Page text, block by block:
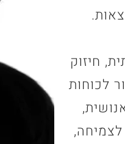
חיזוק
לכוחות